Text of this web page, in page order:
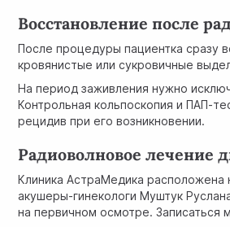
Восстановление после
После процедуры пациентка сразу
кровянистые или сукровичные
На период заживления нужно
Контрольная кольпоскопия и ПАП-
рецидив при его возникновении.
Радиоволновое лечение
Клиника АстраМедика
акушеры-гинекологи Муштук
на первичном осмотре.